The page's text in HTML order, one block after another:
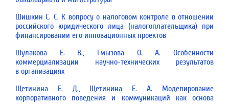
Шишкин С. С. К вопросу о налоговом контроле в отношении
российского юридического лица (налогоплательщика) при
финансировании его инновационных проектов
Шулакова Е. В., Гмызова О. А. Особенности
коммерциализации научно-технических результатов
в организациях
Щетинина Е. Д., Щетинина Е. А. Моделирование
корпоративного поведения и коммуникаций как основа